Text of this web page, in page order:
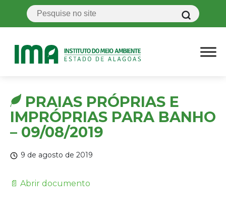
PRAIAS PRÓPRIAS E
IMPRÓPRIAS PARA BANHO
– 09/08/2019
9 de agosto de 2019
📄 Abrir documento